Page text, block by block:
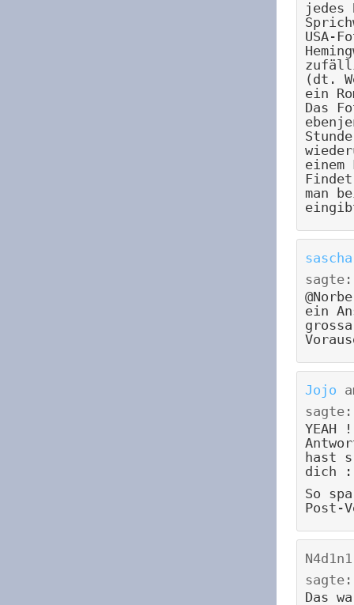
jedes
USA-
(dt.
ein
Das
einem
man
sascha
sagte:
ein
Jojo
sagte:
hast
dich
So
Post-
N4d1n1
sagte:
Das